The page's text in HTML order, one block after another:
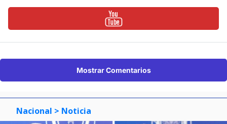
Mostrar Comentarios
Nacional > Noticia